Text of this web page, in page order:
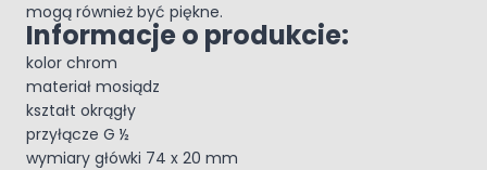
mogą również być piękne.
Informacje o produkcie:
kolor chrom
materiał mosiądz
kształt okrągły
przyłącze G ½
wymiary główki 74 x 20 mm